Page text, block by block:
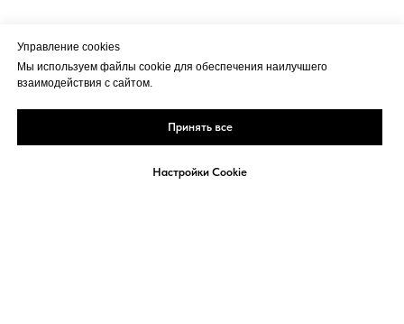
Управление cookies
Мы используем файлы cookie для обеспечения наилучшего
взаимодействия с сайтом.
Принять все
Настройки Cookie